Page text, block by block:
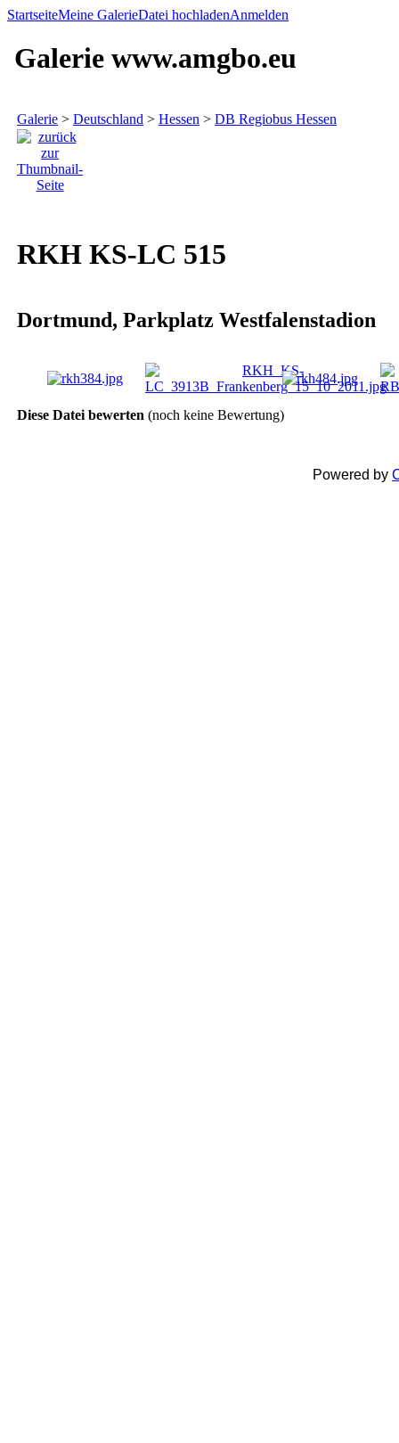
StartseiteMeine GalerieDatei hochladenAnmelden
Galerie www.amgbo.eu
Galerie > Deutschland > Hessen > DB Regiobus Hessen
RKH KS-LC 515
Dortmund, Parkplatz Westfalenstadion
Diese Datei bewerten (noch keine Bewertung)
Powered by